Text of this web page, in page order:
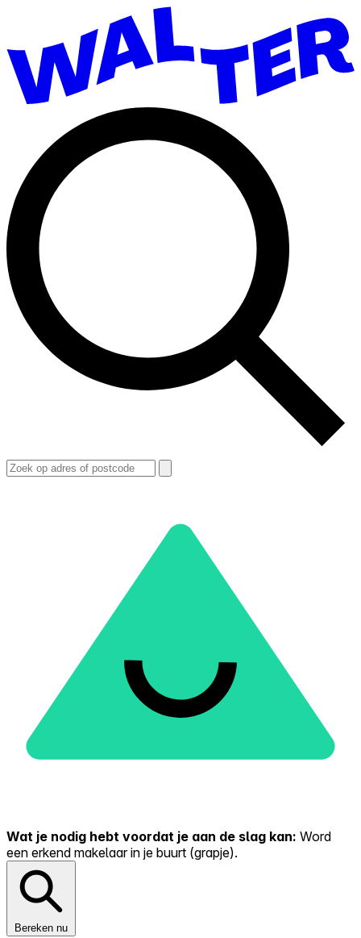
Wat je nodig hebt voordat je aan de slag kan: Word
een erkend makelaar in je buurt (grapje).
Bereken nu